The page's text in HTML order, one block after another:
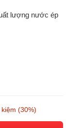
lượng nước ép
sinh
kiệm (30%)